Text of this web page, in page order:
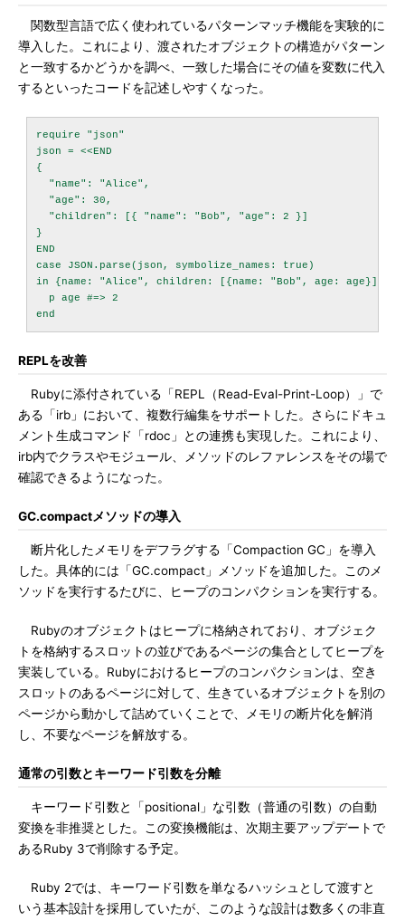
関数型言語で広く使われているパターンマッチ機能を実験的に
導入した。これにより、渡されたオブジェクトの構造がパターン
と一致するかどうかを調べ、一致した場合にその値を変数に代入
するといったコードを記述しやすくなった。
require "json"
json = <<END
{
  "name": "Alice",
  "age": 30,
  "children": [{ "name": "Bob", "age": 2 }]
}
END
case JSON.parse(json, symbolize_names: true)
in {name: "Alice", children: [{name: "Bob", age: age}]}
  p age #=> 2
REPLを改善
Rubyに添付されている「REPL（Read-Eval-Print-Loop）」で
ある「irb」において、複数行編集をサポートした。さらにドキュ
メント生成コマンド「rdoc」との連携も実現した。これにより、
irb内でクラスやモジュール、メソッドのレファレンスをその場で
確認できるようになった。
GC.compactメソッドの導入
断片化したメモリをデフラグする「Compaction GC」を導入
した。具体的には「GC.compact」メソッドを追加した。このメ
ソッドを実行するたびに、ヒープのコンパクションを実行する。
Rubyのオブジェクトはヒープに格納されており、オブジェク
トを格納するスロットの並びであるページの集合としてヒープを
実装している。Rubyにおけるヒープのコンパクションは、空き
スロットのあるページに対して、生きているオブジェクトを別の
ページから動かして詰めていくことで、メモリの断片化を解消
し、不要なページを解放する。
通常の引数とキーワード引数を分離
キーワード引数と「positional」な引数（普通の引数）の自動
変換を非推奨とした。この変換機能は、次期主要アップデートで
あるRuby 3で削除する予定。
Ruby 2では、キーワード引数を単なるハッシュとして渡すと
いう基本設計を採用していたが、このような設計は数多くの非直